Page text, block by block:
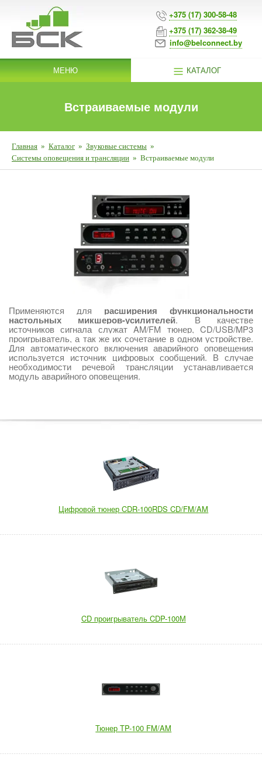
+375 (17) 300-58-48
+375 (17) 362-38-49
info@belconnect.by
МЕНЮ КАТАЛОГ
Встраиваемые модули
Главная » Каталог » Звуковые системы »
Системы оповещения и трансляции » Встраиваемые модули
Применяются для расширения функциональности
настольных микшеров-усилителей. В качестве
источников сигнала служат AM/FM тюнер, CD/USB/MP3
проигрыватель, а так же их сочетание в одном устройстве.
Для автоматического включения аварийного оповещения
используется источник цифровых сообщений. В случае
необходимости речевой трансляции устанавливается
модуль аварийного оповещения.
Цифровой тюнер CDR-100RDS CD/FM/AM
CD проигрыватель CDP-100М
Тюнер TP-100 FM/AM